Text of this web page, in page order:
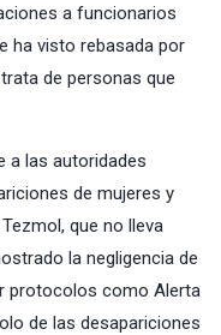
a funcionarios
ha visto rebasada por
de personas que
a las autoridades
de mujeres y
que no lleva
la negligencia de
protocolos como Alerta
de las desapariciones